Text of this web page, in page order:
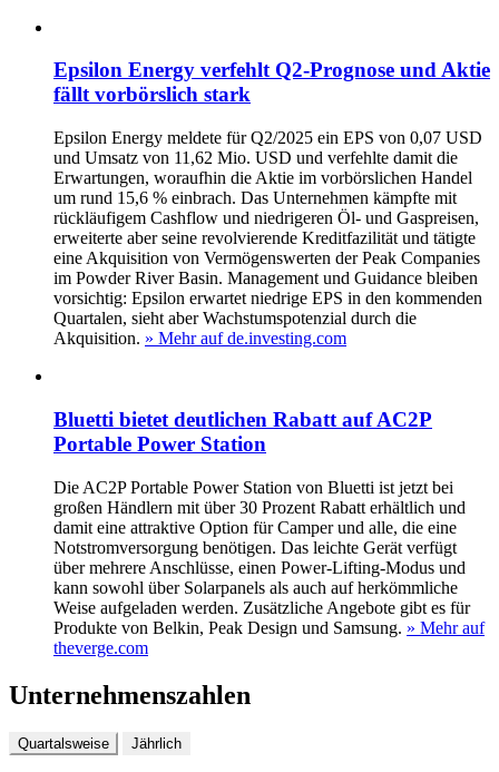
Epsilon Energy verfehlt Q2-Prognose und Aktie
fällt vorbörslich stark
Epsilon Energy meldete für Q2/2025 ein EPS von 0,07 USD
und Umsatz von 11,62 Mio. USD und verfehlte damit die
Erwartungen, woraufhin die Aktie im vorbörslichen Handel
um rund 15,6 % einbrach. Das Unternehmen kämpfte mit
rückläufigem Cashflow und niedrigeren Öl- und Gaspreisen,
erweiterte aber seine revolvierende Kreditfazilität und tätigte
eine Akquisition von Vermögenswerten der Peak Companies
im Powder River Basin. Management und Guidance bleiben
vorsichtig: Epsilon erwartet niedrige EPS in den kommenden
Quartalen, sieht aber Wachstumspotenzial durch die
Akquisition. » Mehr auf de.investing.com
Bluetti bietet deutlichen Rabatt auf AC2P
Portable Power Station
Die AC2P Portable Power Station von Bluetti ist jetzt bei
großen Händlern mit über 30 Prozent Rabatt erhältlich und
damit eine attraktive Option für Camper und alle, die eine
Notstromversorgung benötigen. Das leichte Gerät verfügt
über mehrere Anschlüsse, einen Power-Lifting-Modus und
kann sowohl über Solarpanels als auch auf herkömmliche
Weise aufgeladen werden. Zusätzliche Angebote gibt es für
Produkte von Belkin, Peak Design und Samsung. » Mehr auf
theverge.com
Unternehmenszahlen
Quartalsweise Jährlich